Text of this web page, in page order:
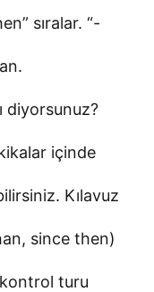
sıralar. “-
diyorsunuz?
içinde
Kılavuz
since then)
turu